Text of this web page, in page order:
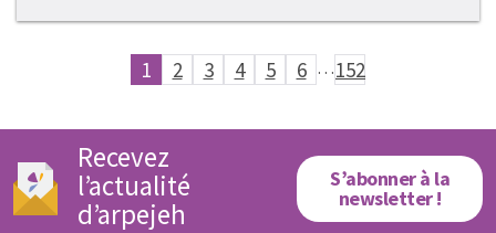
1 2 3 4 5 6 …152
Recevez
l’actualité
d’arpejeh
S’abonner à la
newsletter !